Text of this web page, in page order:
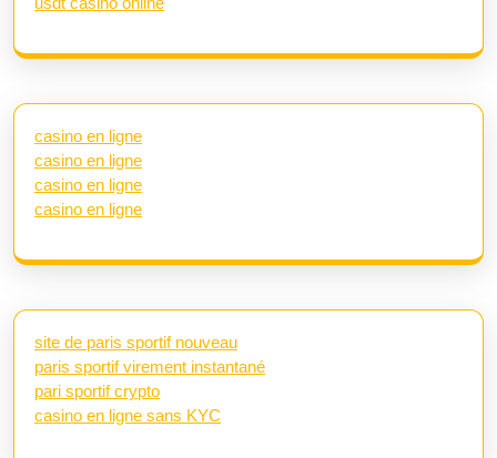
casino en ligne
casino en ligne
casino en ligne
casino en ligne
site de paris sportif nouveau
paris sportif virement instantané
pari sportif crypto
casino en ligne sans KYC